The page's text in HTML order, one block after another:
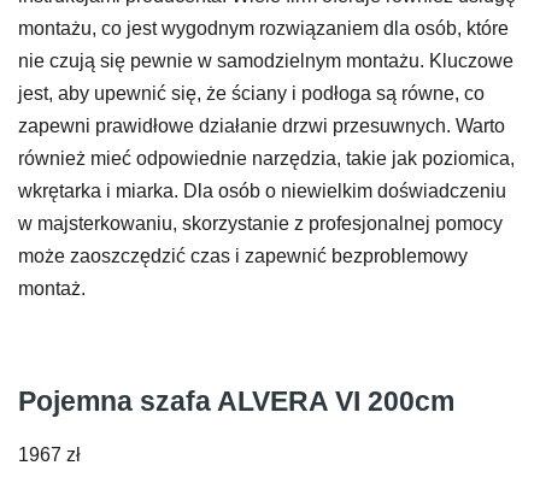
montażu, co jest wygodnym rozwiązaniem dla osób, które
nie czują się pewnie w samodzielnym montażu. Kluczowe
jest, aby upewnić się, że ściany i podłoga są równe, co
zapewni prawidłowe działanie drzwi przesuwnych. Warto
również mieć odpowiednie narzędzia, takie jak poziomica,
wkrętarka i miarka. Dla osób o niewielkim doświadczeniu
w majsterkowaniu, skorzystanie z profesjonalnej pomocy
może zaoszczędzić czas i zapewnić bezproblemowy
montaż.
Pojemna szafa ALVERA VI 200cm
1967 zł